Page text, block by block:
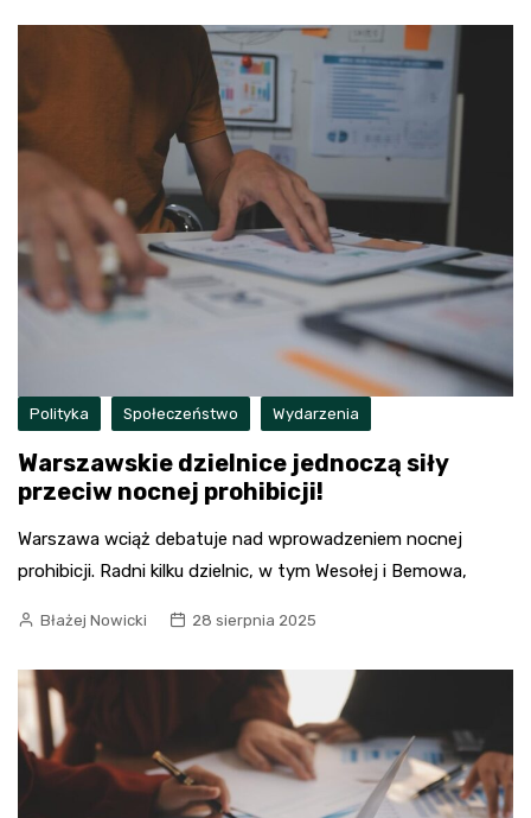
Polityka Społeczeństwo Wydarzenia
Warszawskie dzielnice jednoczą siły
przeciw nocnej prohibicji!
Warszawa wciąż debatuje nad wprowadzeniem nocnej
prohibicji. Radni kilku dzielnic, w tym Wesołej i Bemowa,
Błażej Nowicki 28 sierpnia 2025